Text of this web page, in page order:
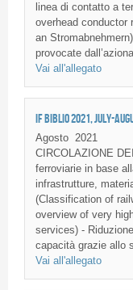
linea di contatto a
overhead conductor
an
provocate
Vai all'allegato
IF BIBLIO 2021, JULY-
Agosto
2021
CIRCOLAZIONE
ferroviarie in base
infrastrutture,
(Classification of
overview of very
services) -
capacità grazie allo
Vai all'allegato